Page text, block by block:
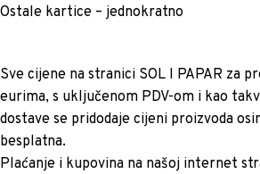
Ostale kartice – jednokratno
Sve cijene na stranici SOL I PAPAR za
eurima, s uključenom PDV-om i kao
dostave se pridodaje cijeni proizvoda
besplatna.
Plaćanje i kupovina na našoj internet